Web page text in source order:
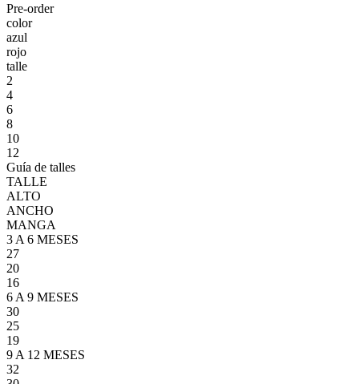
Pre-order
color
azul
rojo
talle
2
4
6
8
10
12
Guía de talles
TALLE
ALTO
ANCHO
MANGA
3 A 6 MESES
27
20
16
6 A 9 MESES
30
25
19
9 A 12 MESES
32